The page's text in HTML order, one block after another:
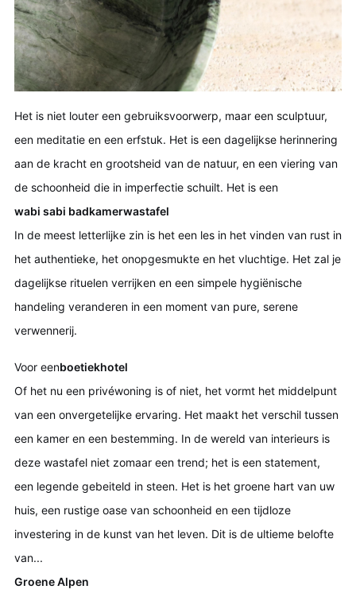
Het is niet louter een gebruiksvoorwerp, maar een sculptuur,
een meditatie en een erfstuk. Het is een dagelijkse herinnering
aan de kracht en grootsheid van de natuur, en een viering van
de schoonheid die in imperfectie schuilt. Het is een
wabi sabi badkamerwastafel
In de meest letterlijke zin is het een les in het vinden van rust in
het authentieke, het onopgesmukte en het vluchtige. Het zal je
dagelijkse rituelen verrijken en een simpele hygiënische
handeling veranderen in een moment van pure, serene
verwennerij.
Voor eenboetiekhotel
Of het nu een privéwoning is of niet, het vormt het middelpunt
van een onvergetelijke ervaring. Het maakt het verschil tussen
een kamer en een bestemming. In de wereld van interieurs is
deze wastafel niet zomaar een trend; het is een statement,
een legende gebeiteld in steen. Het is het groene hart van uw
huis, een rustige oase van schoonheid en een tijdloze
investering in de kunst van het leven. Dit is de ultieme belofte
van...
Groene Alpen